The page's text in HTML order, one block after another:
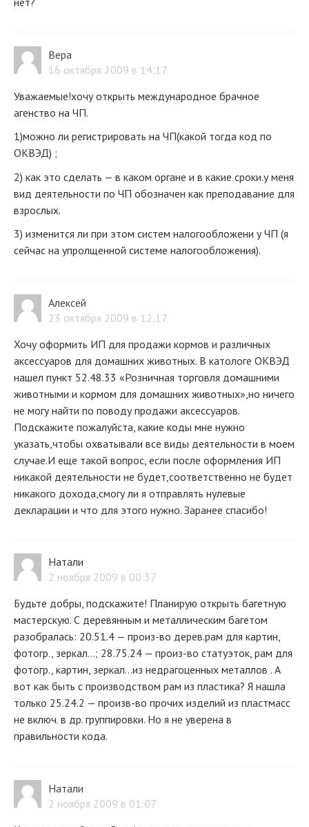
Вера
16 октября 2009 в 14:17
Уважаемые!хочу открыть международное брачное
агенство на ЧП.
1)можно ли регистрировать на ЧП(какой тогда код по
ОКВЭД) ;
2) как это сделать — в каком органе и в какие сроки.у меня
вид деятельности по ЧП обозначен как преподавание для
взрослых.
3) изменится ли при этом систем налогообложени у ЧП (я
сейчас на упролщенной системе налогообложения).
Алексей
23 октября 2009 в 12:17
Хочу оформить ИП для продажи кормов и различных
аксессуаров для домашних животных. В катологе ОКВЭД
нашел пункт 52.48.33 «Розничная торговля домашними
животными и кормом для домашних животных»,но ничего
не могу найти по поводу продажи аксессуаров.
Подскажите пожалуйста, какие коды мне нужно
указать,чтобы охватывали все виды деятельности в моем
случае.И еще такой вопрос, если после оформления ИП
никакой деятельности не будет,соответственно не будет
никакого дохода,смогу ли я отправлять нулевые
декларации и что для этого нужно. Заранее спасибо!
Натали
2 ноября 2009 в 00:37
Будьте добры, подскажите! Планирую открыть багетную
мастерскую. С деревянным и металлическим багетом
разобралась: 20.51.4 — произ-во дерев.рам для картин,
фотогр., зеркал...; 28.75.24 — произ-во статуэток, рам для
фотогр., картин, зеркал...из недрагоценных металлов . А
вот как быть с производством рам из пластика? Я нашла
только 25.24.2 — произв-во прочих изделий из пластмасс
не включ. в др. группировки. Но я не уверена в
правильности кода.
Натали
2 ноября 2009 в 01:07